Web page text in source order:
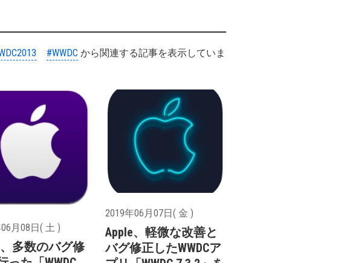
#WWDC から関連する記事を表示していま
月08日( 土 )
多数のバグ修
2019年06月07日( 金 )
Apple、軽微な改善と
バグ修正したWWDCア